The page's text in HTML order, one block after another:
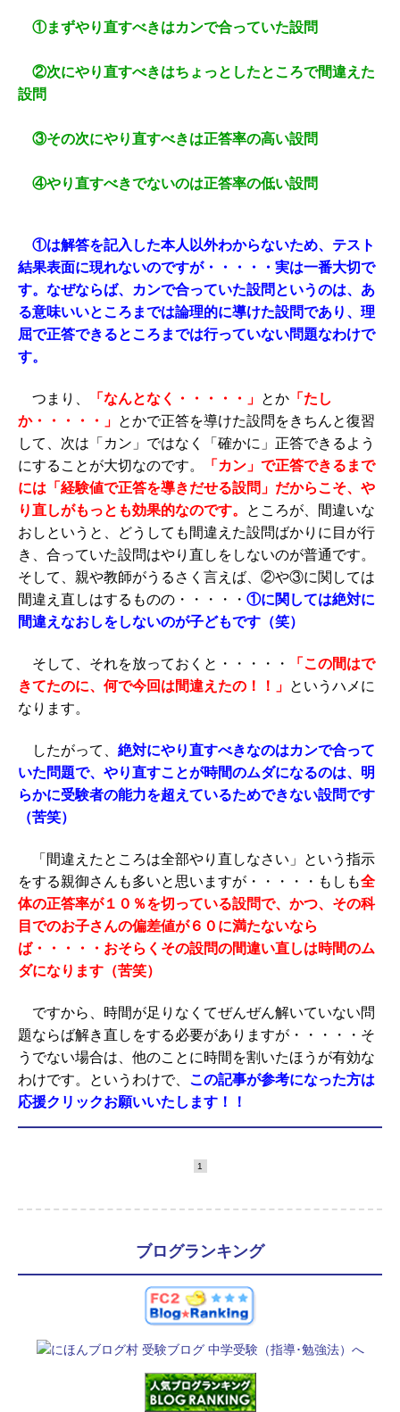
①まずやり直すべきはカンで合っていた設問
②次にやり直すべきはちょっとしたところで間違えた
設問
③その次にやり直すべきは正答率の高い設問
④やり直すべきでないのは正答率の低い設問
①は解答を記入した本人以外わからないため、テスト
結果表面に現れないのですが・・・・・実は一番大切で
す。なぜならば、カンで合っていた設問というのは、あ
る意味いいところまでは論理的に導けた設問であり、理
屈で正答できるところまでは行っていない問題なわけで
す。
つまり、 「なんとなく・・・・・」 とか 「たし
か・・・・・」 とかで正答を導けた設問をきちんと復習
して、次は「カン」ではなく「確かに」正答できるよう
にすることが大切なのです。
「カン」で正答できるまで
には「経験値で正答を導きだせる設問」だからこそ、や
り直しがもっとも効果的なのです。
ところが、間違いな
おしというと、どうしても間違えた設問ばかりに目が行
き、合っていた設問はやり直しをしないのが普通です。
そして、親や教師がうるさく言えば、②や③に関しては
間違え直しはするものの・・・・・ ①に関しては絶対に
間違えなおしをしないのが子どもです（笑）
そして、それを放っておくと・・・・・
「この間はで
きてたのに、何で今回は間違えたの！！」 というハメに
なります。
したがって、 絶対にやり直すべきなのはカンで合って
いた問題で、やり直すことが時間のムダになるのは、明
らかに受験者の能力を超えているためできない設問です
（苦笑）
「間違えたところは全部やり直しなさい」という指示
をする親御さんも多いと思いますが・・・・・もしも全
体の正答率が１０％を切っている設問で、かつ、その科
目でのお子さんの偏差値が６０に満たないなら
ば・・・・・おそらくその設問の間違い直しは時間のム
ダになります（苦笑）
ですから、時間が足りなくてぜんぜん解いていない問
題ならば解き直しをする必要がありますが・・・・・そ
うでない場合は、他のことに時間を割いたほうが有効な
わけです。というわけで、 この記事が参考になった方は
応援クリックお願いいたします！！
1
ブログランキング